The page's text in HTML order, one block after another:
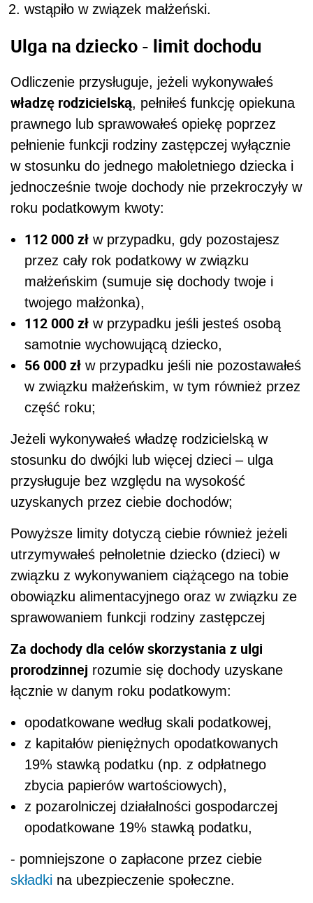
wstąpiło w związek małżeński.
Ulga na dziecko - limit dochodu
Odliczenie przysługuje, jeżeli wykonywałeś
władzę rodzicielską, pełniłeś funkcję opiekuna
prawnego lub sprawowałeś opiekę poprzez
pełnienie funkcji rodziny zastępczej wyłącznie
w stosunku do jednego małoletniego dziecka i
jednocześnie twoje dochody nie przekroczyły w
roku podatkowym kwoty:
112 000 zł w przypadku, gdy pozostajesz
przez cały rok podatkowy w związku
małżeńskim (sumuje się dochody twoje i
twojego małżonka),
112 000 zł w przypadku jeśli jesteś osobą
samotnie wychowującą dziecko,
56 000 zł w przypadku jeśli nie pozostawałeś
w związku małżeńskim, w tym również przez
część roku;
Jeżeli wykonywałeś władzę rodzicielską w
stosunku do dwójki lub więcej dzieci – ulga
przysługuje bez względu na wysokość
uzyskanych przez ciebie dochodów;
Powyższe limity dotyczą ciebie również jeżeli
utrzymywałeś pełnoletnie dziecko (dzieci) w
związku z wykonywaniem ciążącego na tobie
obowiązku alimentacyjnego oraz w związku ze
sprawowaniem funkcji rodziny zastępczej
Za dochody dla celów skorzystania z ulgi
prorodzinnej rozumie się dochody uzyskane
łącznie w danym roku podatkowym:
opodatkowane według skali podatkowej,
z kapitałów pieniężnych opodatkowanych
19% stawką podatku (np. z odpłatnego
zbycia papierów wartościowych),
z pozarolniczej działalności gospodarczej
opodatkowane 19% stawką podatku,
- pomniejszone o zapłacone przez ciebie
składki na ubezpieczenie społeczne.